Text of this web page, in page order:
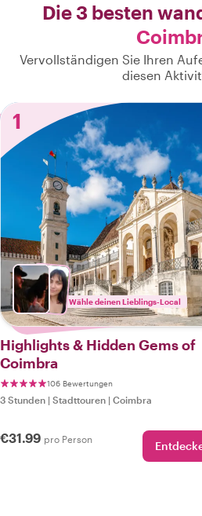
Die 3 besten
Vervollständigen Sie Ihren
diesen
1
Wähle deinen Lieblings-Local
Highlights & Hidden Gems of
Coimbra
106 Bewertungen
3 Stunden | Stadttouren | Coimbra
€31.99 pro Person